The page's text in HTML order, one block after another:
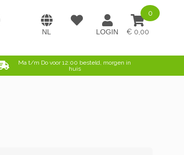
0,00
0
Ma t/m Do voor 12:00 besteld, morgen in
huis